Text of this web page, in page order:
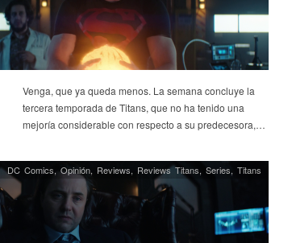
Venga, que ya queda menos. La semana concluye la
tercera temporada de Titans, que no ha tenido una
mejoría considerable con respecto a su predecesora,…
DC Comics,Opinión, Reviews, Reviews Titans,Series,Titans